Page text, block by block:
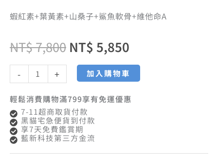
蝦紅素+葉黃素+山桑子+鯊魚軟骨+維他命A
NT$7,800 NT$ 5,850
- + 加入購物車
輕鬆消費購物滿799享有免運優惠
7-11超商取貨付款
黑貓宅急便貨到付款
享7天免費鑑賞期
藍新科技第三方金流